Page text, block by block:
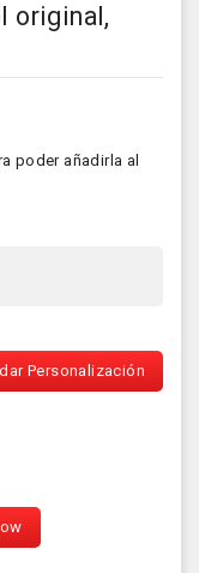
original,
poder añadirla al
Personalización